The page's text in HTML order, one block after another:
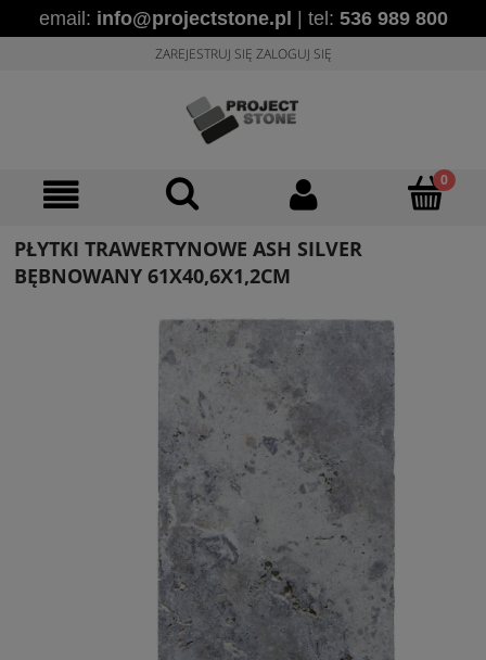
email: info@projectstone.pl | tel: 536 989 800
ZAREJESTRUJ SIĘ ZALOGUJ SIĘ
PŁYTKI TRAWERTYNOWE ASH SILVER
BĘBNOWANY 61X40,6X1,2CM